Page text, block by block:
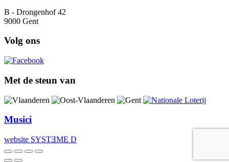
B - Drongenhof 42
9000 Gent
Volg ons
Met de steun van
Musici
website SYSTƎME D